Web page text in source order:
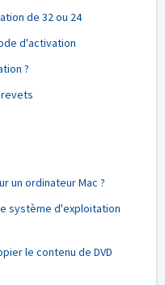
de 32 ou 24
d'activation
?
un ordinateur Mac ?
système d'exploitation
le contenu de DVD